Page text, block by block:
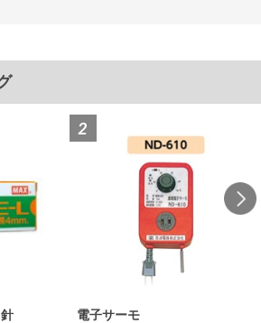
電子サーモ